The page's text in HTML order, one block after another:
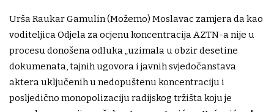
Urša Raukar Gamulin (Možemo) Moslavac zamjera da kao
voditeljica Odjela za ocjenu koncentracija AZTN-a nije u
procesu donošena odluka „uzimala u obzir desetine
dokumenata, tajnih ugovora i javnih svjedočanstava
aktera uključenih u nedopuštenu koncentraciju i
posljedično monopolizaciju radijskog tržišta koju je